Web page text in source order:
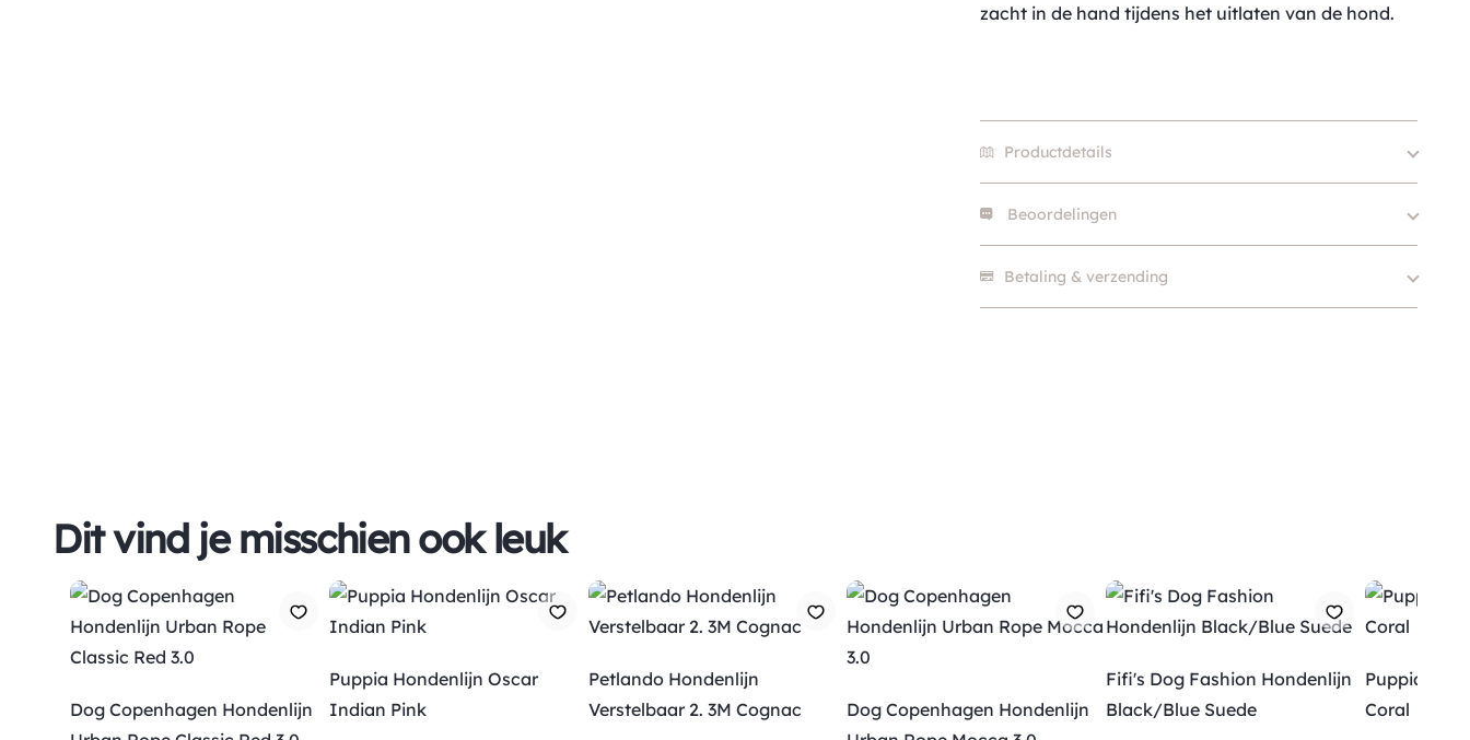
zacht in de hand tijdens het uitlaten van de hond.
Productdetails
SizeBeoordelingen
Betaling & verzending
Dit vind je misschien ook leuk
Dog Copenhagen Hondenlijn
Puppia Hondenlijn Oscar
Indian Pink
Petlando Hondenlijn
Verstelbaar 2. 3M Cognac
Dog Copenhagen Hondenlijn
Fifi's Dog Fashion Hondenlijn
Black/Blue Suede
Puppia
Coral